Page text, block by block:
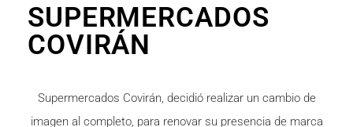
SUPERMERCADOS
COVIRÁN
Supermercados Covirán, decidió realizar un cambio de
imagen al completo, para renovar su presencia de marca